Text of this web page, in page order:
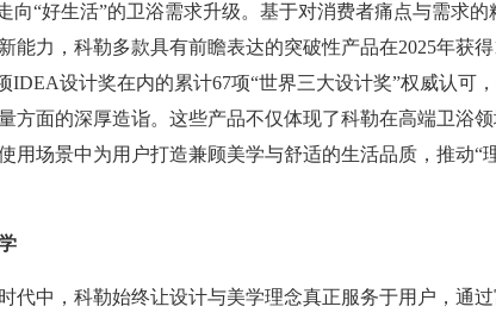
向“好生活”的卫浴需求升级。基于对消费者痛点与需求的
能力，科勒多款具有前瞻表达的突破性产品在2025年获
IDEA设计奖在内的累计67项“世界三大设计奖”权威认可
方面的深厚造诣。这些产品不仅体现了科勒在高端卫浴
用场景中为用户打造兼顾美学与舒适的生活品质，推动“
代中，科勒始终让设计与美学理念真正服务于用户，通